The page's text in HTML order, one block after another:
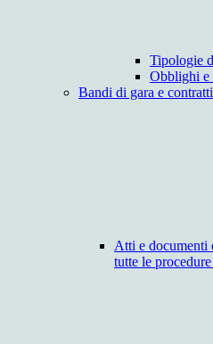
Tipologie
Obblighi e
Bandi di gara e contratti
Atti e documenti
tutte le procedure